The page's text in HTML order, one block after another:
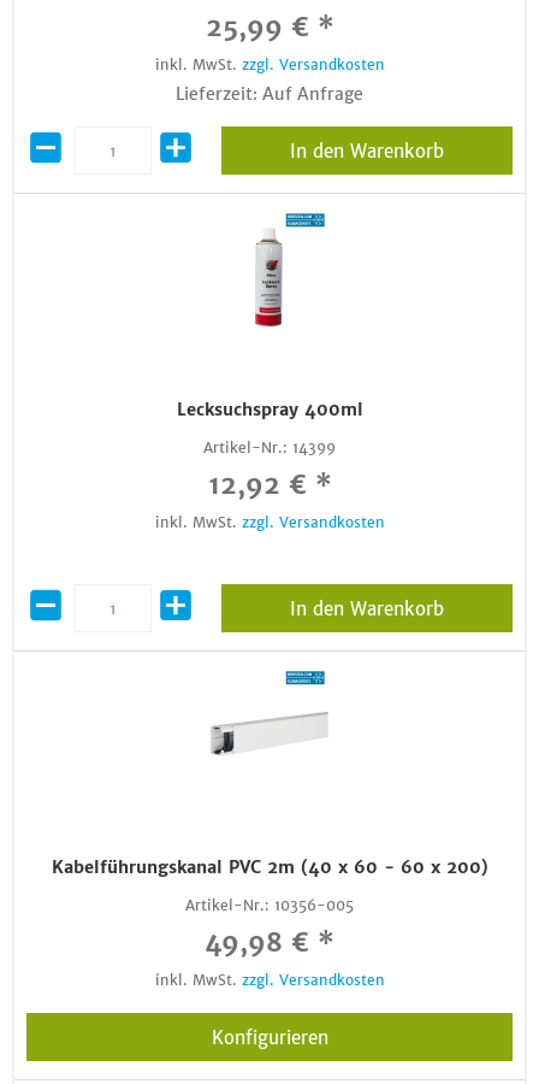
25,99 € *
inkl. MwSt. zzgl. Versandkosten
Lieferzeit: Auf Anfrage
In den Warenkorb
Lecksuchspray 400ml
Artikel-Nr.: 14399
12,92 € *
inkl. MwSt. zzgl. Versandkosten
In den Warenkorb
Kabelführungskanal PVC 2m (40 x 60 - 60 x 200)
Artikel-Nr.: 10356-005
49,98 € *
inkl. MwSt. zzgl. Versandkosten
Konfigurieren